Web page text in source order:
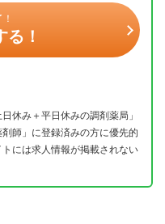
！
休み＋平日休みの調剤薬局」
師」に登録済みの方に優先的
には求人情報が掲載されない